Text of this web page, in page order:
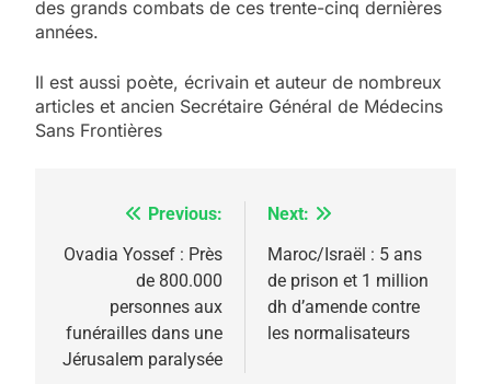
des grands combats de ces trente-cinq dernières
années.
Il est aussi poète, écrivain et auteur de nombreux
articles et ancien Secrétaire Général de Médecins
Sans Frontières
Navigation
de
l’article
Previous:
Ovadia Yossef : Près
de 800.000
personnes aux
funérailles dans une
Jérusalem paralysée
Next:
Maroc/Israël : 5 ans
de prison et 1 million
dh d’amende contre
les normalisateurs
2025, l’année la plus
meurtrière selon le
rapport d’ADL contre
FRANCE